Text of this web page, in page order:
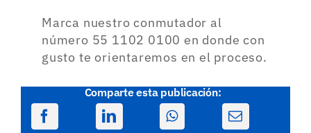
Marca nuestro conmutador al
número 55 1102 0100 en donde con
gusto te orientaremos en el proceso.
Comparte esta publicación: